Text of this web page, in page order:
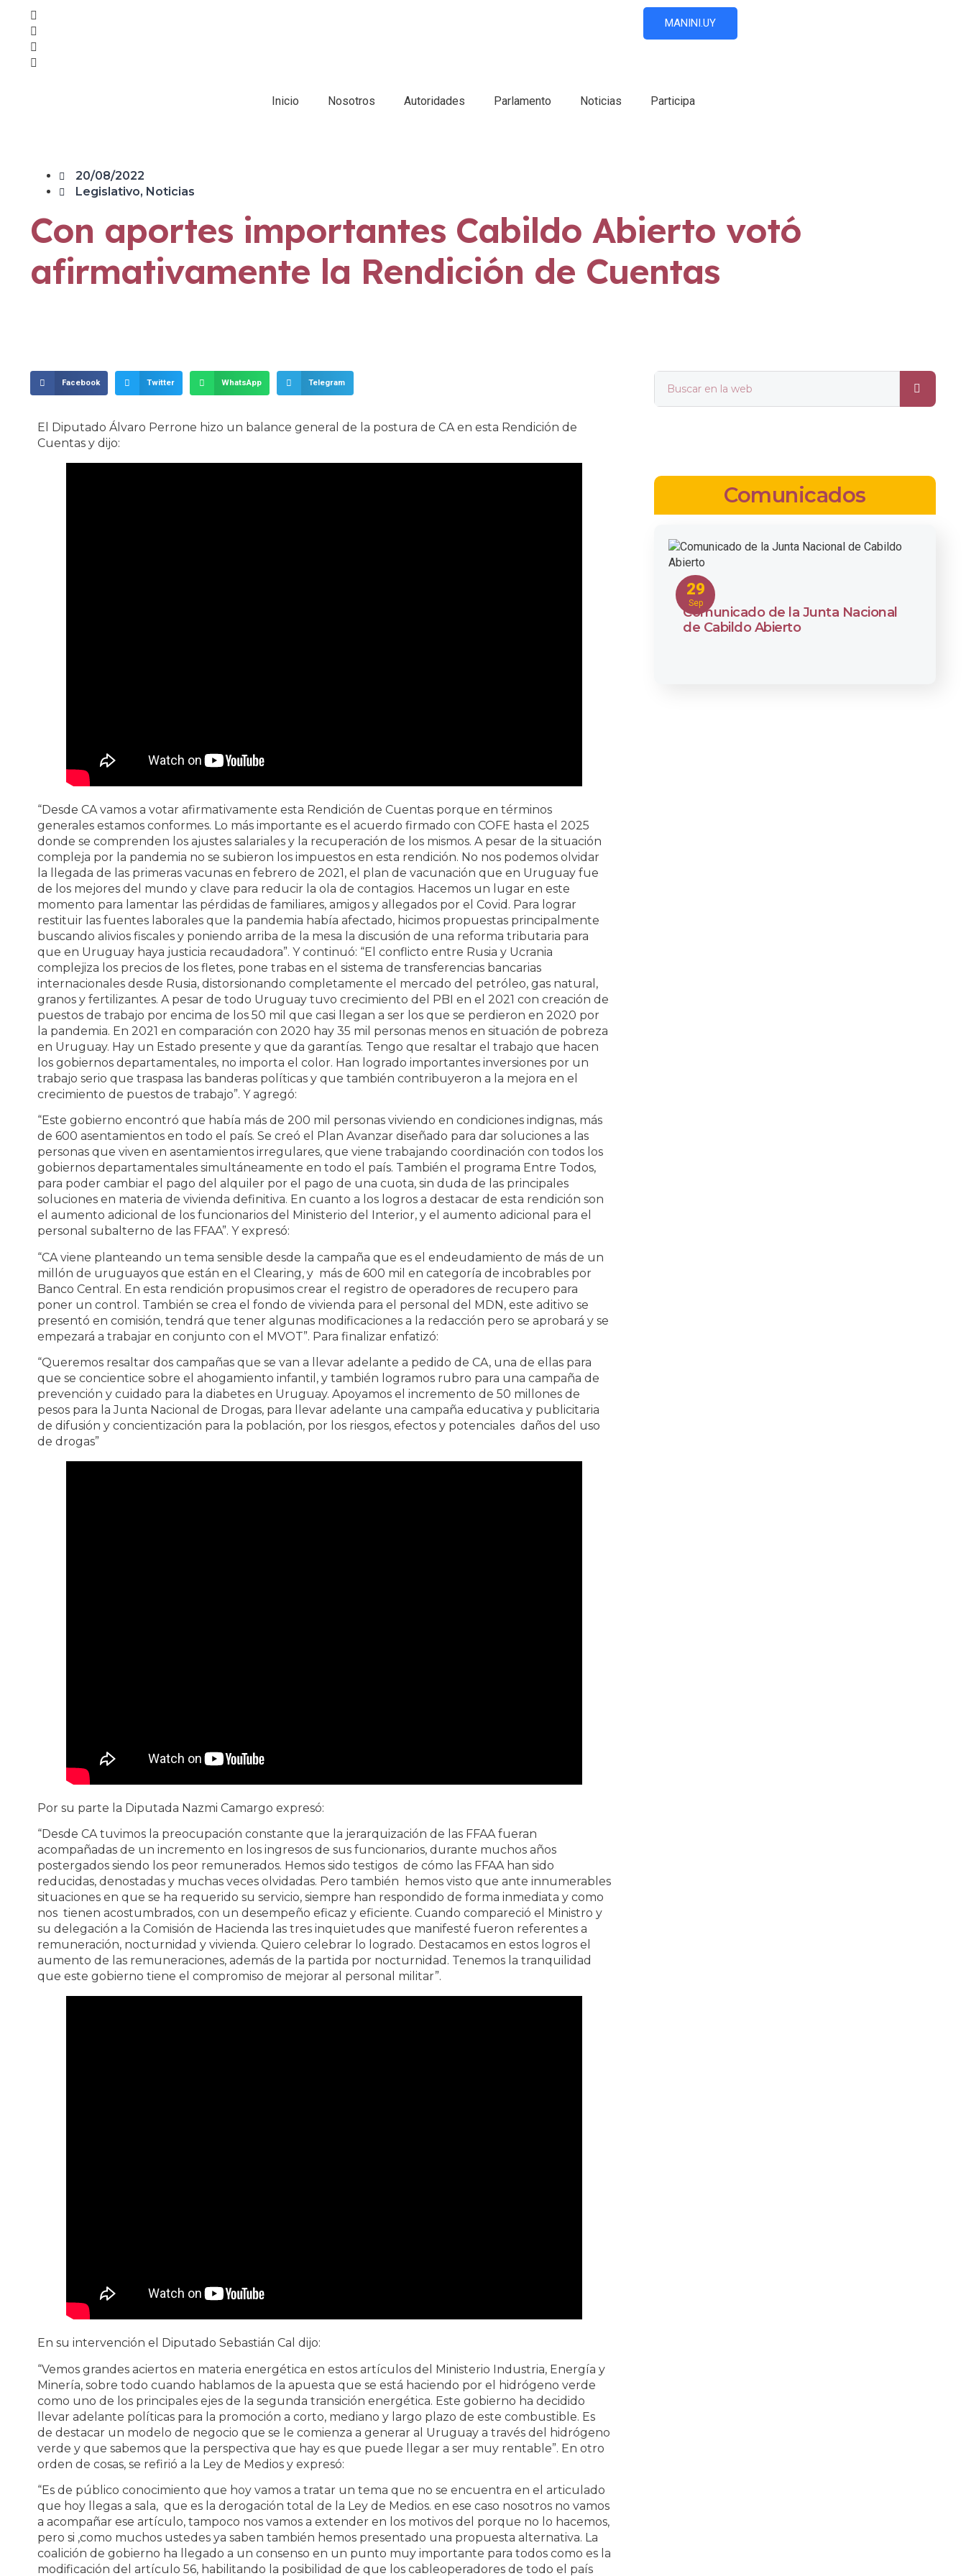
MANINI.UY
Inicio Nosotros Autoridades Parlamento Noticias Participa
20/08/2022
Legislativo, Noticias
Con aportes importantes Cabildo Abierto votó
afirmativamente la Rendición de Cuentas
Facebook Twitter WhatsApp Telegram
El Diputado Álvaro Perrone hizo un balance general de la postura de CA en esta Rendición de
Cuentas y dijo:
“Desde CA vamos a votar afirmativamente esta Rendición de Cuentas porque en términos
generales estamos conformes. Lo más importante es el acuerdo firmado con COFE hasta el 2025
donde se comprenden los ajustes salariales y la recuperación de los mismos. A pesar de la situación
compleja por la pandemia no se subieron los impuestos en esta rendición. No nos podemos olvidar
la llegada de las primeras vacunas en febrero de 2021, el plan de vacunación que en Uruguay fue
de los mejores del mundo y clave para reducir la ola de contagios. Hacemos un lugar en este
momento para lamentar las pérdidas de familiares, amigos y allegados por el Covid. Para lograr
restituir las fuentes laborales que la pandemia había afectado, hicimos propuestas principalmente
buscando alivios fiscales y poniendo arriba de la mesa la discusión de una reforma tributaria para
que en Uruguay haya justicia recaudadora”. Y continuó: “El conflicto entre Rusia y Ucrania
complejiza los precios de los fletes, pone trabas en el sistema de transferencias bancarias
internacionales desde Rusia, distorsionando completamente el mercado del petróleo, gas natural,
granos y fertilizantes. A pesar de todo Uruguay tuvo crecimiento del PBI en el 2021 con creación de
puestos de trabajo por encima de los 50 mil que casi llegan a ser los que se perdieron en 2020 por
la pandemia. En 2021 en comparación con 2020 hay 35 mil personas menos en situación de pobreza
en Uruguay. Hay un Estado presente y que da garantías. Tengo que resaltar el trabajo que hacen
los gobiernos departamentales, no importa el color. Han logrado importantes inversiones por un
trabajo serio que traspasa las banderas políticas y que también contribuyeron a la mejora en el
crecimiento de puestos de trabajo”. Y agregó:
“Este gobierno encontró que había más de 200 mil personas viviendo en condiciones indignas, más
de 600 asentamientos en todo el país. Se creó el Plan Avanzar diseñado para dar soluciones a las
personas que viven en asentamientos irregulares, que viene trabajando coordinación con todos los
gobiernos departamentales simultáneamente en todo el país. También el programa Entre Todos,
para poder cambiar el pago del alquiler por el pago de una cuota, sin duda de las principales
soluciones en materia de vivienda definitiva. En cuanto a los logros a destacar de esta rendición son
el aumento adicional de los funcionarios del Ministerio del Interior, y el aumento adicional para el
personal subalterno de las FFAA”. Y expresó:
“CA viene planteando un tema sensible desde la campaña que es el endeudamiento de más de un
millón de uruguayos que están en el Clearing, y más de 600 mil en categoría de incobrables por
Banco Central. En esta rendición propusimos crear el registro de operadores de recupero para
poner un control. También se crea el fondo de vivienda para el personal del MDN, este aditivo se
presentó en comisión, tendrá que tener algunas modificaciones a la redacción pero se aprobará y se
empezará a trabajar en conjunto con el MVOT”. Para finalizar enfatizó:
“Queremos resaltar dos campañas que se van a llevar adelante a pedido de CA, una de ellas para
que se concientice sobre el ahogamiento infantil, y también logramos rubro para una campaña de
prevención y cuidado para la diabetes en Uruguay. Apoyamos el incremento de 50 millones de
pesos para la Junta Nacional de Drogas, para llevar adelante una campaña educativa y publicitaria
de difusión y concientización para la población, por los riesgos, efectos y potenciales daños del uso
de drogas”
Por su parte la Diputada Nazmi Camargo expresó:
“Desde CA tuvimos la preocupación constante que la jerarquización de las FFAA fueran
acompañadas de un incremento en los ingresos de sus funcionarios, durante muchos años
postergados siendo los peor remunerados. Hemos sido testigos de cómo las FFAA han sido
reducidas, denostadas y muchas veces olvidadas. Pero también hemos visto que ante innumerables
situaciones en que se ha requerido su servicio, siempre han respondido de forma inmediata y como
nos tienen acostumbrados, con un desempeño eficaz y eficiente. Cuando compareció el Ministro y
su delegación a la Comisión de Hacienda las tres inquietudes que manifesté fueron referentes a
remuneración, nocturnidad y vivienda. Quiero celebrar lo logrado. Destacamos en estos logros el
aumento de las remuneraciones, además de la partida por nocturnidad. Tenemos la tranquilidad
que este gobierno tiene el compromiso de mejorar al personal militar”.
En su intervención el Diputado Sebastián Cal dijo:
“Vemos grandes aciertos en materia energética en estos artículos del Ministerio Industria, Energía y
Minería, sobre todo cuando hablamos de la apuesta que se está haciendo por el hidrógeno verde
como uno de los principales ejes de la segunda transición energética. Este gobierno ha decidido
llevar adelante políticas para la promoción a corto, mediano y largo plazo de este combustible. Es
de destacar un modelo de negocio que se le comienza a generar al Uruguay a través del hidrógeno
verde y que sabemos que la perspectiva que hay es que puede llegar a ser muy rentable”. En otro
orden de cosas, se refirió a la Ley de Medios y expresó:
“Es de público conocimiento que hoy vamos a tratar un tema que no se encuentra en el articulado
que hoy llegas a sala, que es la derogación total de la Ley de Medios. en ese caso nosotros no vamos
a acompañar ese artículo, tampoco nos vamos a extender en los motivos del porque no lo hacemos,
pero si ,como muchos ustedes ya saben también hemos presentado una propuesta alternativa. La
coalición de gobierno ha llegado a un consenso en un punto muy importante para todos como es la
modificación del artículo 56, habilitando la posibilidad de que los cableoperadores de todo el país
Comunicados
29
Sep
Comunicado de la Junta Nacional
de Cabildo Abierto